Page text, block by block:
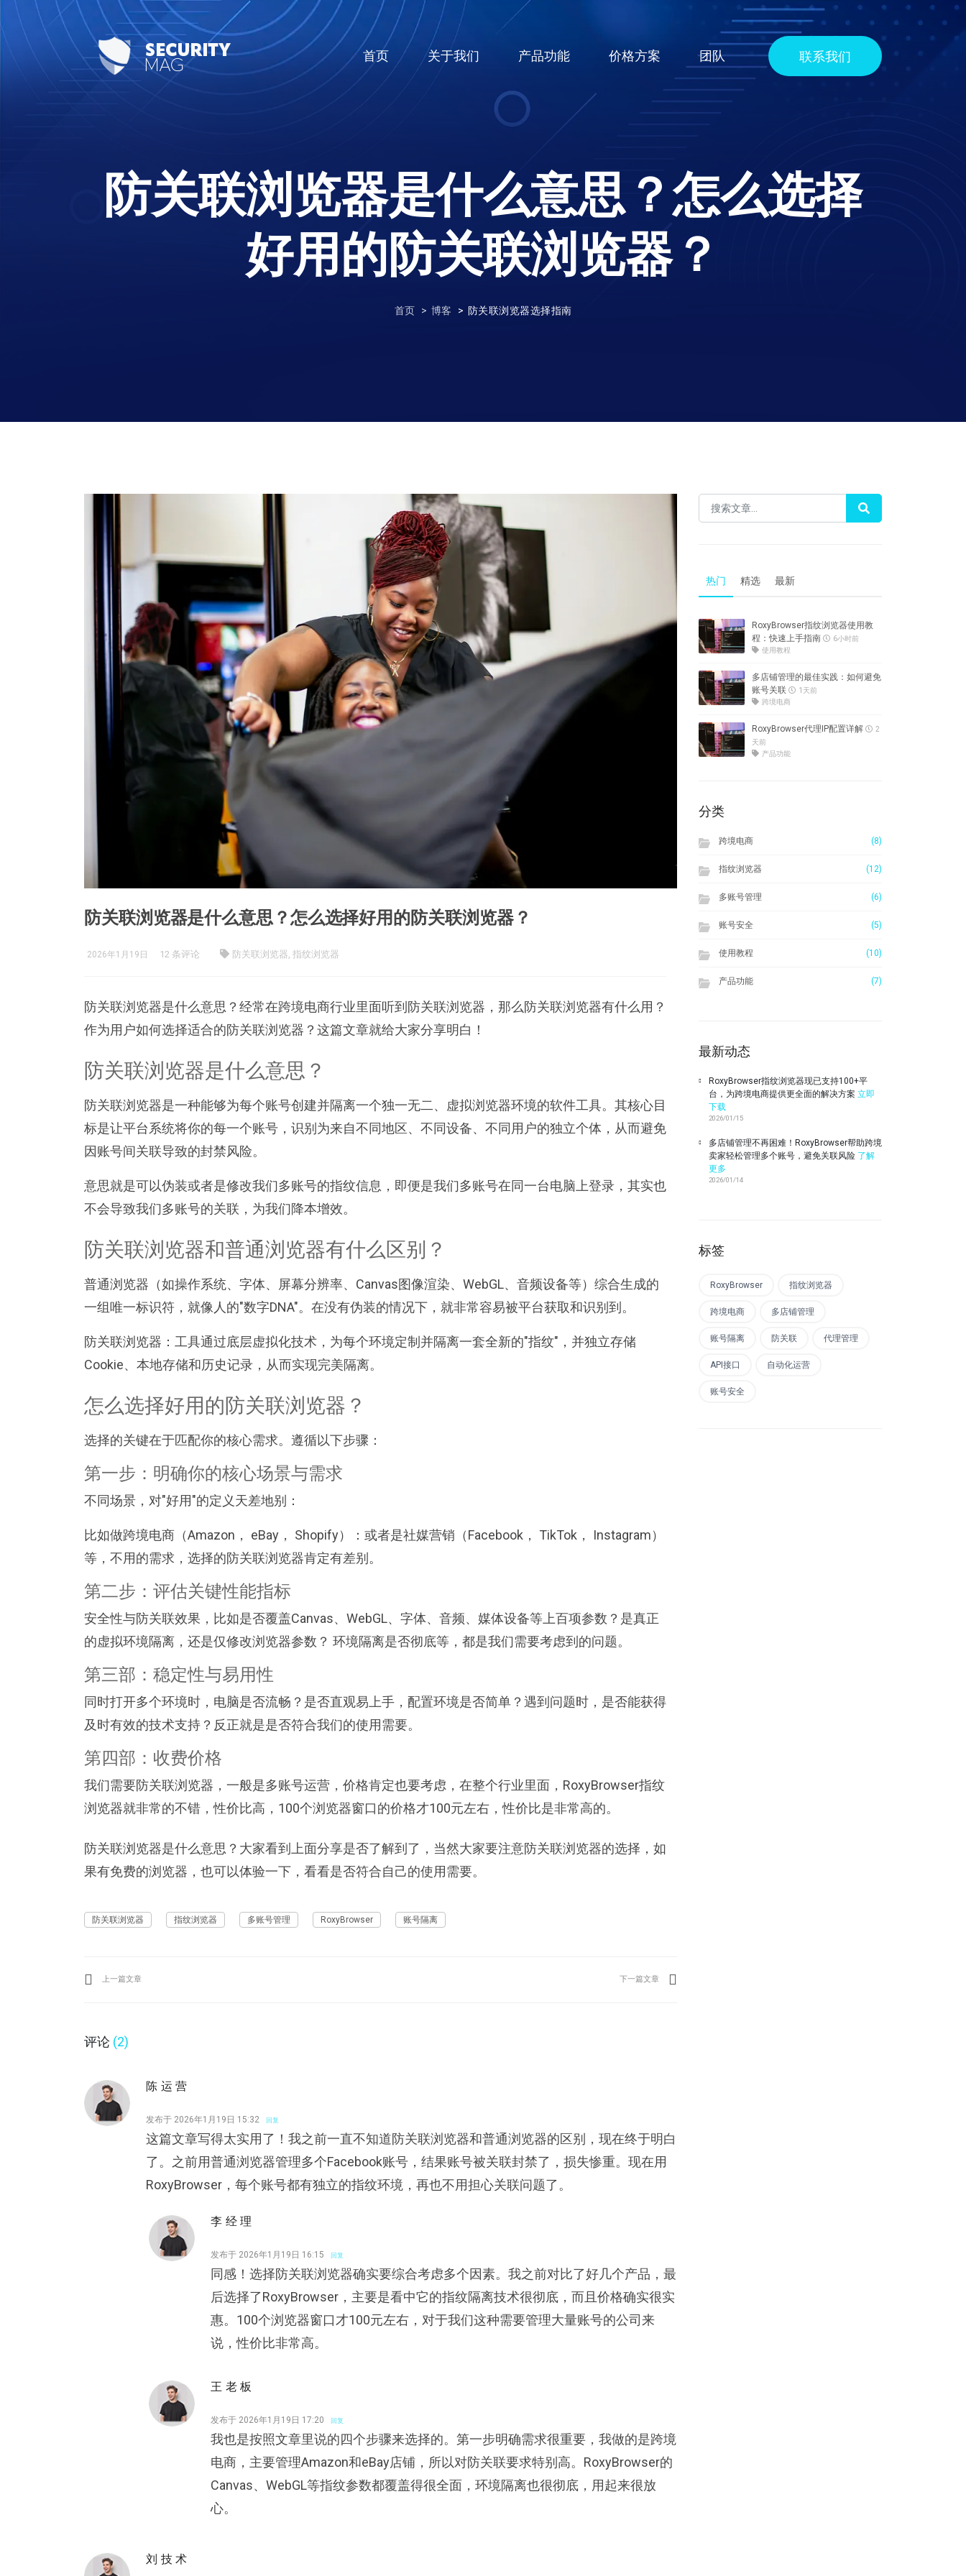
首页(current)关于我们 产品功能 价格方案 团队 联系我们
防关联浏览器是什么意思？怎么选择
好用的防关联浏览器？
首页 博客 防关联浏览器选择指南
防关联浏览器是什么意思？怎么选择好用的防关联浏览器？
2026年1月19日 12 条评论 防关联浏览器, 指纹浏览器
防关联浏览器是什么意思？经常在跨境电商行业里面听到防关联浏览器，那么防关联浏览器有什么用？
作为用户如何选择适合的防关联浏览器？这篇文章就给大家分享明白！
防关联浏览器是什么意思？
防关联浏览器是一种能够为每个账号创建并隔离一个独一无二、虚拟浏览器环境的软件工具。其核心目
标是让平台系统将你的每一个账号，识别为来自不同地区、不同设备、不同用户的独立个体，从而避免
因账号间关联导致的封禁风险。
意思就是可以伪装或者是修改我们多账号的指纹信息，即便是我们多账号在同一台电脑上登录，其实也
不会导致我们多账号的关联，为我们降本增效。
防关联浏览器和普通浏览器有什么区别？
普通浏览器（如操作系统、字体、屏幕分辨率、Canvas图像渲染、WebGL、音频设备等）综合生成的
一组唯一标识符，就像人的"数字DNA"。在没有伪装的情况下，就非常容易被平台获取和识别到。
防关联浏览器：工具通过底层虚拟化技术，为每个环境定制并隔离一套全新的"指纹"，并独立存储
Cookie、本地存储和历史记录，从而实现完美隔离。
怎么选择好用的防关联浏览器？
选择的关键在于匹配你的核心需求。遵循以下步骤：
第一步：明确你的核心场景与需求
不同场景，对"好用"的定义天差地别：
比如做跨境电商（Amazon， eBay， Shopify）：或者是社媒营销（Facebook， TikTok， Instagram）
等，不用的需求，选择的防关联浏览器肯定有差别。
第二步：评估关键性能指标
安全性与防关联效果，比如是否覆盖Canvas、WebGL、字体、音频、媒体设备等上百项参数？是真正
的虚拟环境隔离，还是仅修改浏览器参数？ 环境隔离是否彻底等，都是我们需要考虑到的问题。
第三部：稳定性与易用性
同时打开多个环境时，电脑是否流畅？是否直观易上手，配置环境是否简单？遇到问题时，是否能获得
及时有效的技术支持？反正就是是否符合我们的使用需要。
第四部：收费价格
我们需要防关联浏览器，一般是多账号运营，价格肯定也要考虑，在整个行业里面，RoxyBrowser指纹
浏览器就非常的不错，性价比高，100个浏览器窗口的价格才100元左右，性价比是非常高的。
防关联浏览器是什么意思？大家看到上面分享是否了解到了，当然大家要注意防关联浏览器的选择，如
果有免费的浏览器，也可以体验一下，看看是否符合自己的使用需要。
防关联浏览器 指纹浏览器 多账号管理 RoxyBrowser 账号隔离
上一篇文章 下一篇文章
评论 (2)
陈运营
发布于 2026年1月19日 15:32 回复
这篇文章写得太实用了！我之前一直不知道防关联浏览器和普通浏览器的区别，现在终于明白
了。之前用普通浏览器管理多个Facebook账号，结果账号被关联封禁了，损失惨重。现在用
RoxyBrowser，每个账号都有独立的指纹环境，再也不用担心关联问题了。
李经理
发布于 2026年1月19日 16:15 回复
同感！选择防关联浏览器确实要综合考虑多个因素。我之前对比了好几个产品，最
后选择了RoxyBrowser，主要是看中它的指纹隔离技术很彻底，而且价格确实很实
惠。100个浏览器窗口才100元左右，对于我们这种需要管理大量账号的公司来
说，性价比非常高。
王老板
发布于 2026年1月19日 17:20 回复
我也是按照文章里说的四个步骤来选择的。第一步明确需求很重要，我做的是跨境
电商，主要管理Amazon和eBay店铺，所以对防关联要求特别高。RoxyBrowser的
Canvas、WebGL等指纹参数都覆盖得很全面，环境隔离也很彻底，用起来很放
心。
刘技术
热门 精选 最新
RoxyBrowser指纹浏览器使用教
程：快速上手指南
6小时前
使用教程
多店铺管理的最佳实践：如何避免
账号关联
1天前
跨境电商
RoxyBrowser代理IP配置详解
2
天前
产品功能
分类
跨境电商 (8)
指纹浏览器 (12)
多账号管理 (6)
账号安全 (5)
使用教程 (10)
产品功能 (7)
最新动态
RoxyBrowser指纹浏览器现已支持100+平
台，为跨境电商提供更全面的解决方案 立即
下载
2026/01/15
多店铺管理不再困难！RoxyBrowser帮助跨境
卖家轻松管理多个账号，避免关联风险 了解
更多
2026/01/14
标签
RoxyBrowser 指纹浏览器
跨境电商 多店铺管理
账号隔离 防关联 代理管理
API接口 自动化运营
账号安全